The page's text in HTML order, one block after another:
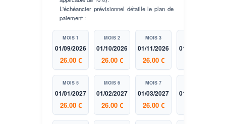
L'échéancier prévisionnel détaille le plan de
paiement :
MOIS 1
01/09/2026
26.00 €
MOIS 2
01/10/2026
26.00 €
MOIS 3
01/11/2026
26.00 €
01/12/2026
MOIS 5
01/01/2027
26.00 €
MOIS 6
01/02/2027
26.00 €
MOIS 7
01/03/2027
26.00 €
01/04/2027